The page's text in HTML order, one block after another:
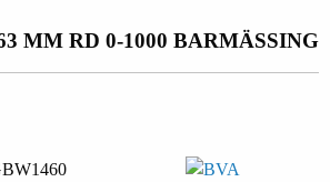
MM RD 0-1000 BARMÄSSING